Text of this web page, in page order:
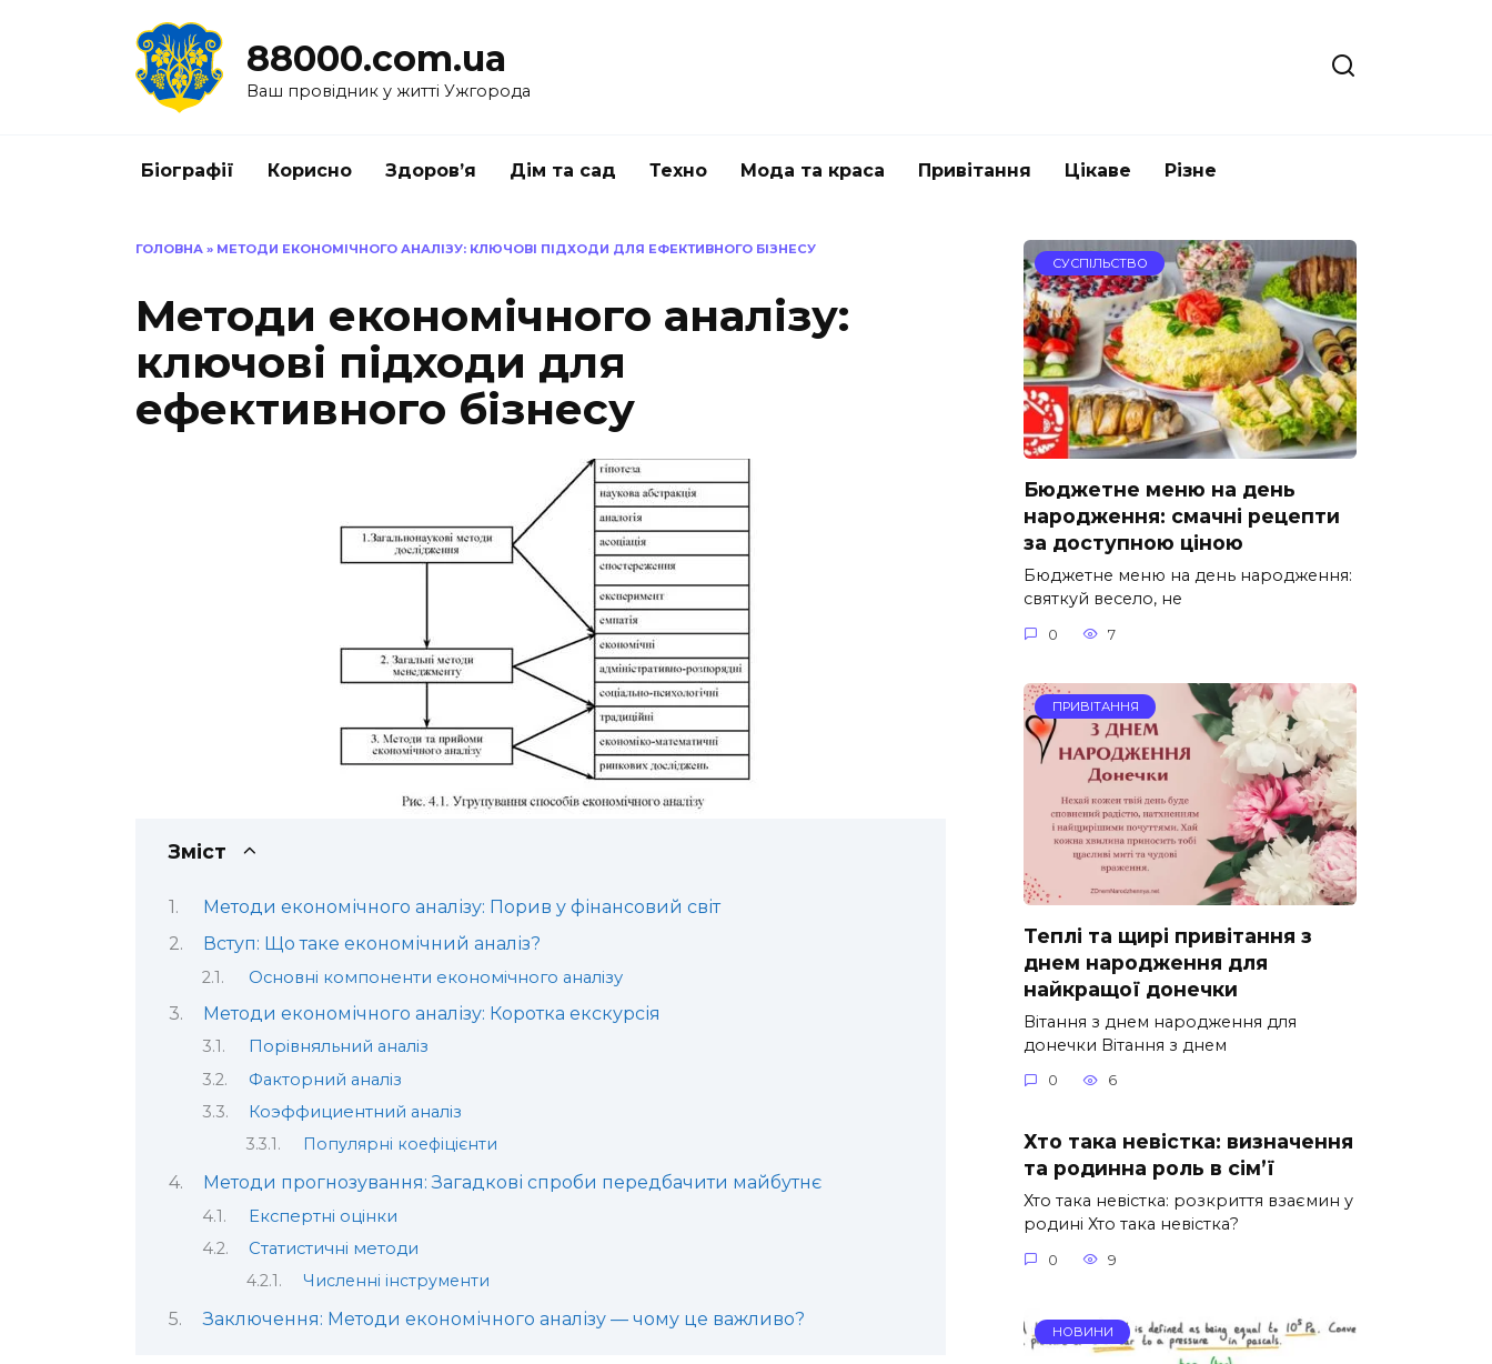
88000.com.ua
Ваш провідник у житті Ужгорода
Біографії Корисно Здоров’я Дім та сад Техно Мода та краса Привітання Цікаве Різне
ГОЛОВНА » МЕТОДИ ЕКОНОМІЧНОГО АНАЛІЗУ: КЛЮЧОВІ ПІДХОДИ ДЛЯ ЕФЕКТИВНОГО БІЗНЕСУ
Методи економічного аналізу:
ключові підходи для
ефективного бізнесу
Зміст
Методи економічного аналізу: Порив у фінансовий світ
Вступ: Що таке економічний аналіз?
Основні компоненти економічного аналізу
Методи економічного аналізу: Коротка екскурсія
Порівняльний аналіз
Факторний аналіз
Коэффициентний аналіз
Популярні коефіцієнти
Методи прогнозування: Загадкові спроби передбачити майбутнє
Експертні оцінки
Статистичні методи
Численні інструменти
Заключення: Методи економічного аналізу — чому це важливо?
СУСПІЛЬСТВО
Бюджетне меню на день
народження: смачні рецепти
за доступною ціною
Бюджетне меню на день народження:
святкуй весело, не
0 7
ПРИВІТАННЯ
Теплі та щирі привітання з
днем народження для
найкращої донечки
Вітання з днем народження для
донечки Вітання з днем
0 6
Хто така невістка: визначення
та родинна роль в сім’ї
Хто така невістка: розкриття взаємин у
родині Хто така невістка?
0 9
НОВИНИ